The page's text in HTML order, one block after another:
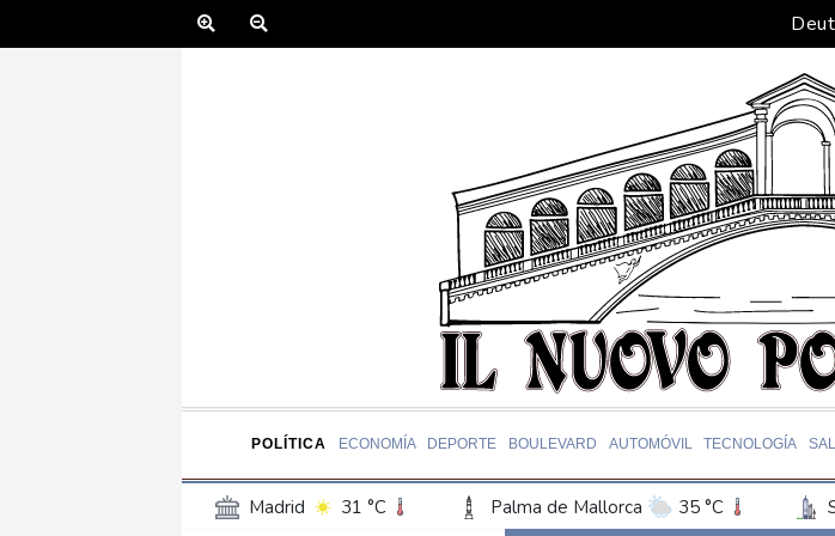
POLÍTICA ECONOMÍA DEPORTE BOULEVARD AUTOMÓVIL TECNOLOGÍA
Madrid 31 °C Palma de Mallorca 35 °C